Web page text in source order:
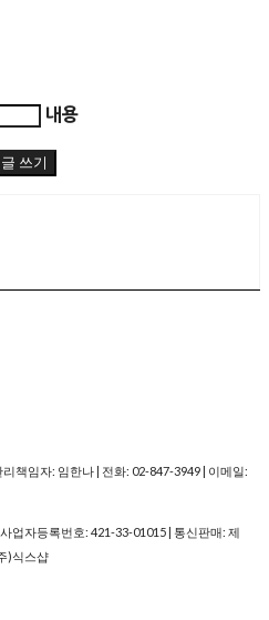
내용
쓰기
책임자: 임한나 | 전화: 02-847-3949 | 이메일:
업자등록번호: 421-33-01015 | 통신판매: 제
)식스샵